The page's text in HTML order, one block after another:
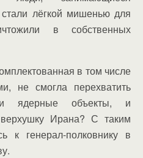
стали лёгкой мишенью для
в собственных
в том числе
не смогла перехватить
ядерные объекты, и
Ирана? С таким
к генерал-полковнику в